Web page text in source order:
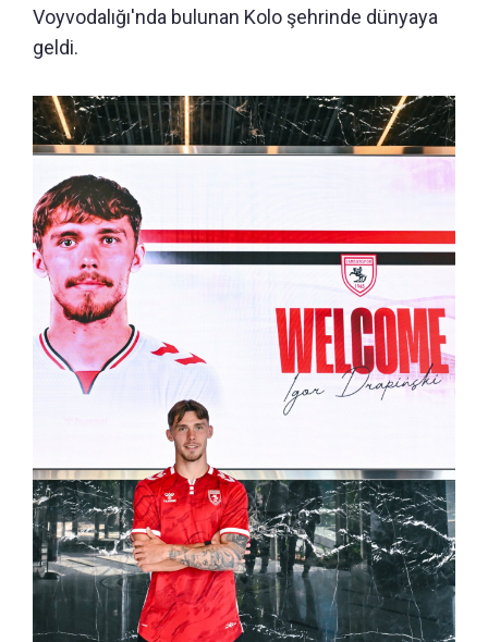
Voyvodalığı'nda bulunan Kolo şehrinde dünyaya
geldi.